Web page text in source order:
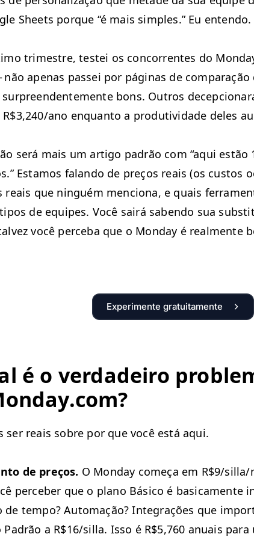
Sheets porque “é mais sim­ples.” Eu entendo.
trimestre, testei os con­cor­rentes do
ape­nas pas­sei por pági­nas de
bons. Out­ros
R$3,240/ano enquan­to a pro­du­tivi­dade deles
será mais um arti­go padrão com“aqui estão
Esta­mos falan­do de preços reais (os
reais que ninguém men­ciona, e quais
de equipes. Você sairá saben­do sua
você perce­ba que o Mon­day é real­mente
Experimente gratuitamente
é o ver­dadeiro
ser reais sobre por que você está aqui.
de preços. O Mon­day começa em R$9/silla/
perce­ber que o plano Bási­co é basi­ca­mente
de tem­po? Automação? Inte­grações que
Padrão a R$16/silla. Isso é R$5,760 anu­ais